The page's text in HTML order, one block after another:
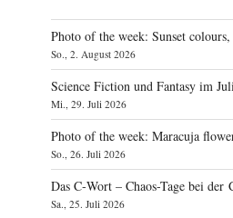
Photo of the week: Sunset
So., 2. August 2026
Science Fiction und Fantasy im
Mi., 29. Juli 2026
Photo of the week: Maracuja
So., 26. Juli 2026
Das C‑Wort – Chaos-Tage bei der
Sa., 25. Juli 2026